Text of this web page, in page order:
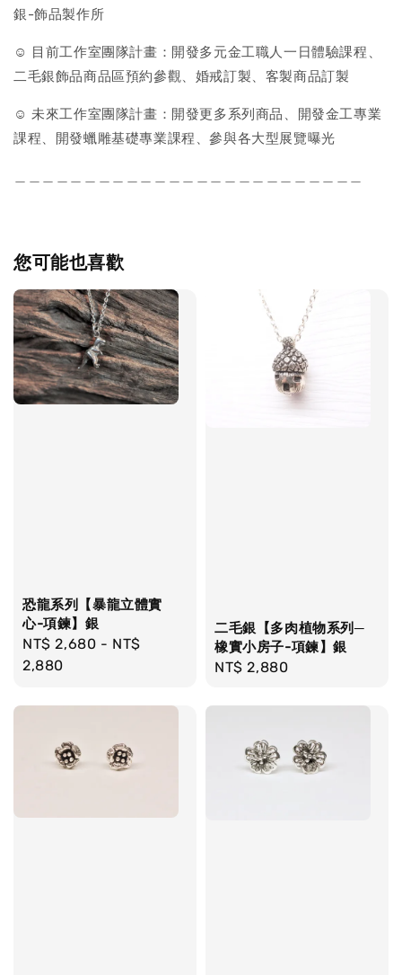
銀-飾品製作所
☺ 目前工作室團隊計畫：開發多元金工職人一日體驗課程、
二毛銀飾品商品區預約參觀、婚戒訂製、客製商品訂製
☺ 未來工作室團隊計畫：開發更多系列商品、開發金工專業
課程、開發蠟雕基礎專業課程、參與各大型展覽曝光
您可能也喜歡
恐龍系列【暴龍立體實
心-項鍊】銀
Regular
price
NT$ 2,680 - NT$
2,880
二毛銀【多肉植物系列─
橡實小房子-項鍊】銀
Regular
NT$ 2,880